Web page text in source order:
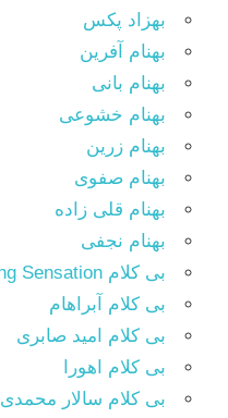
بهزاد پکس
بهنام آفرین
بهنام بانی
بهنام خشوعی
بهنام زرین
بهنام صفوی
بهنام قلی زاده
بهنام نجفی
بی کلام Rising Sensation
بی کلام آبراهام
بی کلام امید صابری
بی کلام اهورا
بی کلام سالار محمدی